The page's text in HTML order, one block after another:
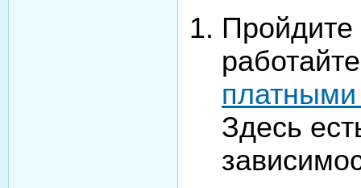
Пройдите
Здесь